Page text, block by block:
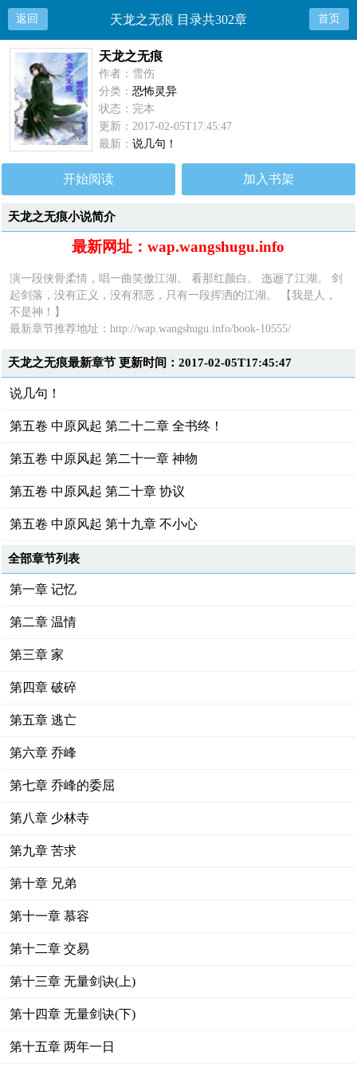
返回 天龙之无痕 目录共302章 首页
天龙之无痕
作者：雪伤
分类：恐怖灵异
状态：完本
更新：2017-02-05T17:45:47
最新：说几句！
开始阅读 加入书架
天龙之无痕小说简介
最新网址：wap.wangshugu.info
演一段侠骨柔情，唱一曲笑傲江湖。 看那红颜白。 迤逦了江湖。 剑
起剑落，没有正义，没有邪恶，只有一段挥洒的江湖。 【我是人，
不是神！】
最新章节推荐地址：http://wap.wangshugu.info/book-10555/
天龙之无痕最新章节 更新时间：2017-02-05T17:45:47
说几句！
第五卷 中原风起 第二十二章 全书终！
第五卷 中原风起 第二十一章 神物
第五卷 中原风起 第二十章 协议
第五卷 中原风起 第十九章 不小心
全部章节列表
第一章 记忆
第二章 温情
第三章 家
第四章 破碎
第五章 逃亡
第六章 乔峰
第七章 乔峰的委屈
第八章 少林寺
第九章 苦求
第十章 兄弟
第十一章 慕容
第十二章 交易
第十三章 无量剑诀(上)
第十四章 无量剑诀(下)
第十五章 两年一日